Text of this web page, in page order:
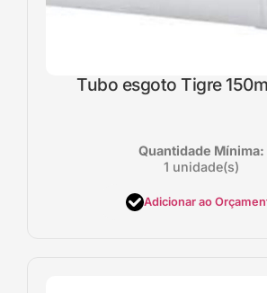
Tubo esgoto Tigre
Quantidade Mínima:
1 unidade(s)
Adicionar ao